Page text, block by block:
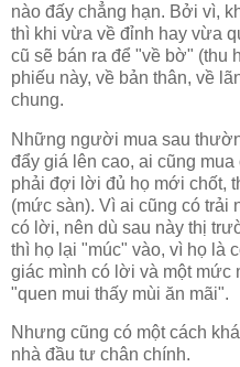
nào đấy chẳng hạn. Bởi vì,
thì khi vừa về đỉnh hay vừa
cũ sẽ bán ra để "về bờ" (thu
phiếu này, về bản thân, về
chung.
Những người mua sau
đẩy giá lên cao, ai cũng
phải đợi lời đủ họ mới chốt,
(mức sàn). Vì ai cũng có trải
có lời, nên dù sau này thị
thì họ lại "múc" vào, vì họ là
giác mình có lời và một mức
"quen mui thấy mùi ăn mãi".
Nhưng cũng có một cách
nhà đầu tư chân chính.